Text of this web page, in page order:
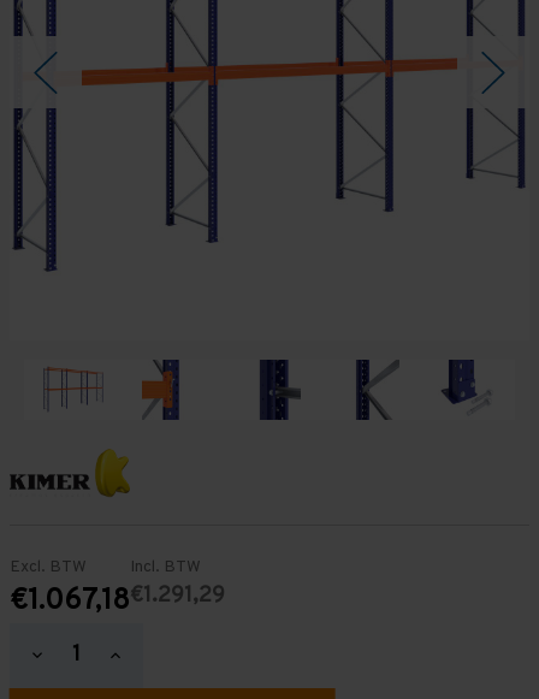
Excl. BTW
€1.067,18
Incl. BTW
€1.291,29
Hoeveelheid
verlagen
Hoeveelheid
verhogen